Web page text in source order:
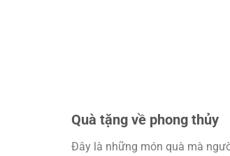
Quà tặng về phong thủy
Đây là những món quà mà